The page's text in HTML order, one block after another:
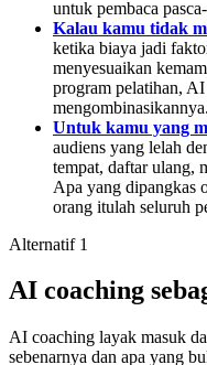
untuk pembaca
Kalau kamu tidak
ketika biaya jadi
menyesuaikan
program pelatihan,
mengombinasikannya.
Untuk kamu yang
audiens yang lelah
tempat, daftar ulang,
Apa yang dipangkas
orang itulah seluruh
Alternatif 1
AI coaching
AI coaching layak masuk
sebenarnya dan apa yang